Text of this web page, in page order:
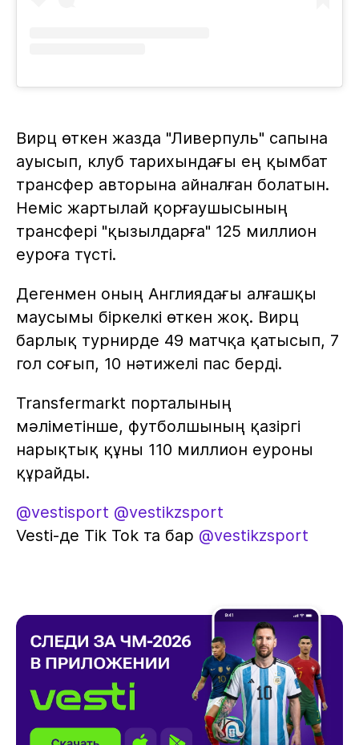
Вирц өткен жазда "Ливерпуль" сапына
ауысып, клуб тарихындағы ең қымбат
трансфер авторына айналған болатын.
Неміс жартылай қорғаушысының
трансфері "қызылдарға" 125 миллион
еуроға түсті.
Дегенмен оның Англиядағы алғашқы
маусымы біркелкі өткен жоқ. Вирц
барлық турнирде 49 матчқа қатысып, 7
гол соғып, 10 нәтижелі пас берді.
Transfermarkt порталының
мәліметінше, футболшының қазіргі
нарықтық құны 110 миллион еуроны
құрайды.
@vestisport @vestikzsport
Vesti-де Tik Tok та бар @vestikzsport